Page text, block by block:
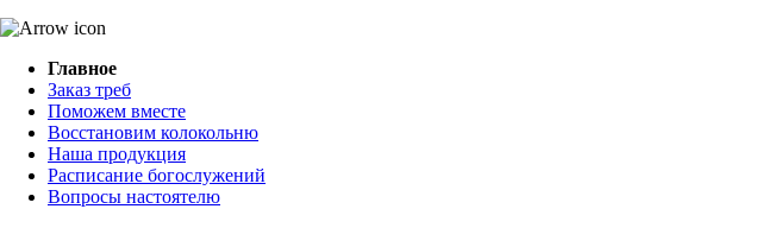
Главное
Заказ треб
Поможем вместе
Восстановим колокольню
Наша продукция
Расписание богослужений
Вопросы настоятелю